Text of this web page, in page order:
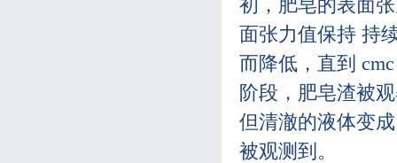
初，肥皂的表面
面张力值保持 持
而降低，直到
阶段，肥皂渣被
但清澈的液体变
被观测到。